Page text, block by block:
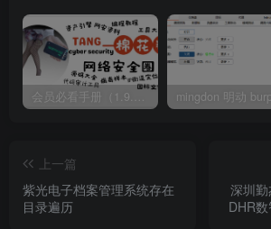
会员必看手册（1.9.0版本 26.4.5更新）
上一篇
紫光电子档案管理系统存在
目录遍历
深圳
DHR